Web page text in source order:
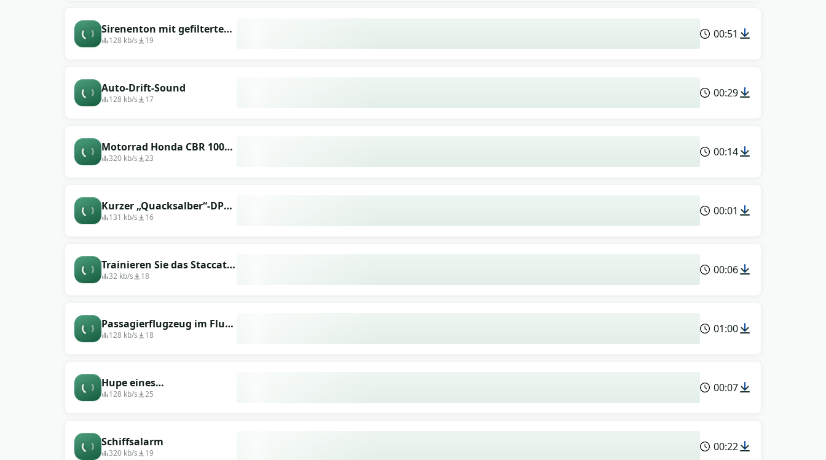
Sirenenton mit gefiltertem
Stereo-Enhancer-FX
128 kb/s 19 00:51
Auto-Drift-Sound
128 kb/s 17 00:29
Motorrad Honda CBR 1000,
hebt ab
320 kb/s 23 00:14
Kurzer „Quacksalber“-DPS-
Ton131 kb/s 16 00:01
Trainieren Sie das Staccato-
Horn
32 kb/s 18 00:06
Passagierflugzeug im Flug
(innen)
128 kb/s 18 01:00
Hupe eines
Kreuzfahrtschiffes
128 kb/s 25 00:07
Schiffsalarm
320 kb/s 19 00:22